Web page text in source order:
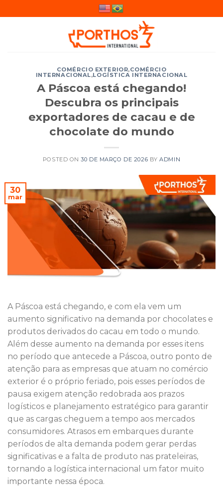
to
COMÉRCIO EXTERIOR,COMÉRCIO
INTERNACIONAL,LOGÍSTICA INTERNACIONAL
A Páscoa está chegando!
Descubra os principais
exportadores de cacau e de
chocolate do mundo
POSTED ON30 DE MARÇO DE 2026 BYADMIN
30
mar
A Páscoa está chegando, e com ela vem um
aumento significativo na demanda por chocolates e
produtos derivados do cacau em todo o mundo.
Além desse aumento na demanda por esses itens
no período que antecede a Páscoa, outro ponto de
atenção para as empresas que atuam no comércio
exterior é o próprio feriado, pois esses períodos de
pausa exigem atenção redobrada aos prazos
logísticos e planejamento estratégico para garantir
que as cargas cheguem a tempo aos mercados
consumidores. Atrasos em embarques durante
períodos de alta demanda podem gerar perdas
significativas e a falta de produto nas prateleiras,
tornando a logística internacional um fator muito
importante nessa época.